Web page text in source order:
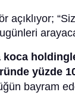
açıklıyor;
koca
yüzde
bayram